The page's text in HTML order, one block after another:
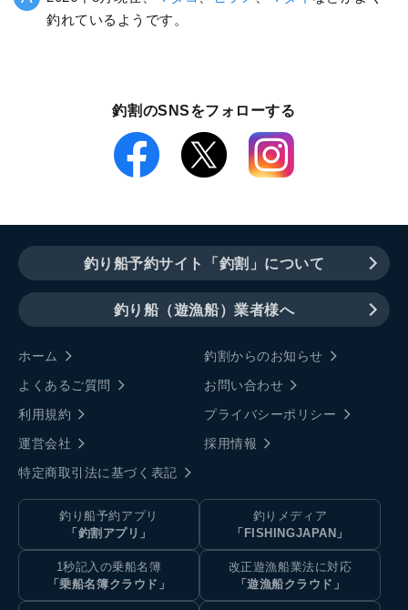
釣れているようです。
釣割のSNSをフォローする
釣り船予約サイト「釣割」について
釣り船（遊漁船）業者様へ
ホーム
釣割からのお知らせ
よくあるご質問
お問い合わせ
利用規約
プライバシーポリシー
運営会社
採用情報
特定商取引法に基づく表記
釣り船予約アプリ
「釣割アプリ」
釣りメディア
「FISHINGJAPAN」
1秒記入の乗船名簿
「乗船名簿クラウド」
改正遊漁船業法に対応
「遊漁船クラウド」